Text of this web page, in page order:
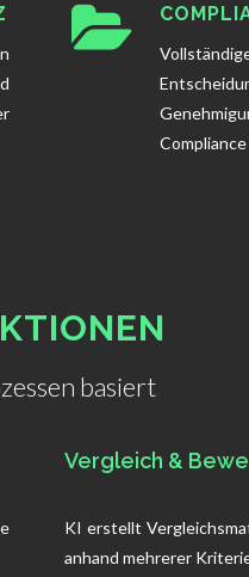
basiert
Vergleich &
KI erstellt
anhand mehrerer